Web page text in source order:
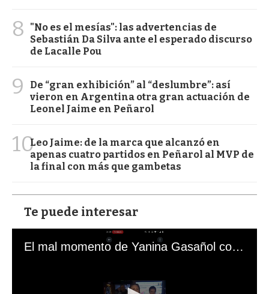
8
"No es el mesías": las advertencias de
Sebastián Da Silva ante el esperado discurso
de Lacalle Pou
9
De “gran exhibición” al “deslumbre”: así
vieron en Argentina otra gran actuación de
Leonel Jaime en Peñarol
10Leo Jaime: de la marca que alcanzó en
apenas cuatro partidos en Peñarol al MVP de
la final con más que gambetas
Te puede interesar
El mal momento de Yanina Gasañol con un hincha argentino en "Subrayado"